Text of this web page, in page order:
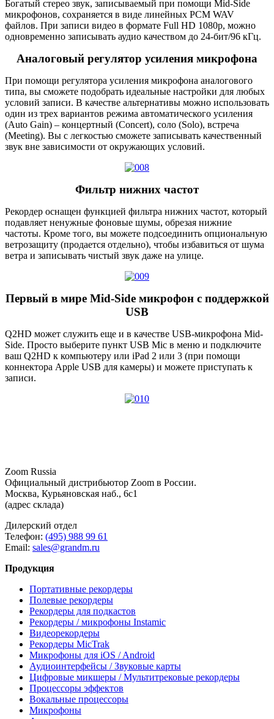
Богатый стерео звук, записываемый при помощи Mid-Side
микрофонов, сохраняется в виде линейных PCM WAV
файлов. При записи видео в формате Full HD 1080p, можно
одновременно записывать аудио качеством до 24-бит/96 кГц.
Аналоговый регулятор усиления микрофона
При помощи регулятора усиления микрофона аналогового
типа, вы сможете подобрать идеальные настройки для любых
условий записи. В качестве альтернативы можно использовать
один из трех вариантов режима автоматического усиления
(Auto Gain) – концертный (Concert), соло (Solo), встреча
(Meeting). Вы с легкостью сможете записывать качественный
звук вне зависимости от окружающих условий.
Фильтр нижних частот
Рекордер оснащен функцией фильтра нижних частот, который
подавляет ненужные фоновые шумы, обрезая нижние
частоты. Кроме того, вы можете подсоединить опциональную
ветрозащиту (продается отдельно), чтобы избавиться от шума
ветра и записывать чистый звук даже на улице.
Первый в мире Mid-Side микрофон с поддержкой
USB
Q2HD может служить еще и в качестве USB-микрофона Mid-
Side. Просто выберите пункт USB Mic в меню и подключите
ваш Q2HD к компьютеру или iPad 2 или 3 (при помощи
коннектора Apple USB для камеры) и можете приступать к
записи.
Zoom Russia
Официальный дистрибьютор Zoom в России.
Москва, Курьяновская наб., 6с1
(адрес склада)
Дилерский отдел
Телефон: (495) 988 99 61
Email: sales@grandm.ru
Продукция
Портативные рекордеры
Полевые рекордеры
Рекордеры для подкастов
Рекордеры / микрофоны Instamic
Видеорекордеры
Рекордеры MicTrak
Микрофоны для iOS / Android
Аудиоинтерфейсы / Звуковые карты
Цифровые микшеры / Мультитрековые рекордеры
Процессоры эффектов
Вокальные процессоры
Микрофоны